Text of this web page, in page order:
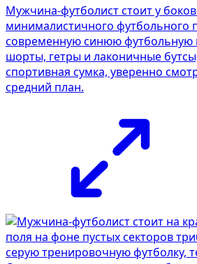
Мужчина-футболист стоит у
минималистичного футбольного
современную синюю футбольную
шорты, гетры и лаконичные
спортивная сумка, уверенно
средний план.